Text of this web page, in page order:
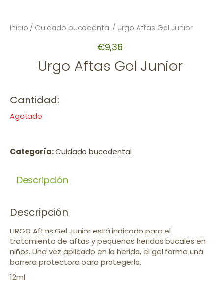
Inicio / Cuidado bucodental / Urgo Aftas Gel Junior
€9,36
Urgo Aftas Gel Junior
Cantidad:
Agotado
Categoría:Cuidado bucodental
Descripción
Descripción
URGO Aftas Gel Junior está indicado para el
tratamiento de aftas y pequeñas heridas bucales en
niños. Una vez aplicado en la herida, el gel forma una
barrera protectora para protegerla.
12ml